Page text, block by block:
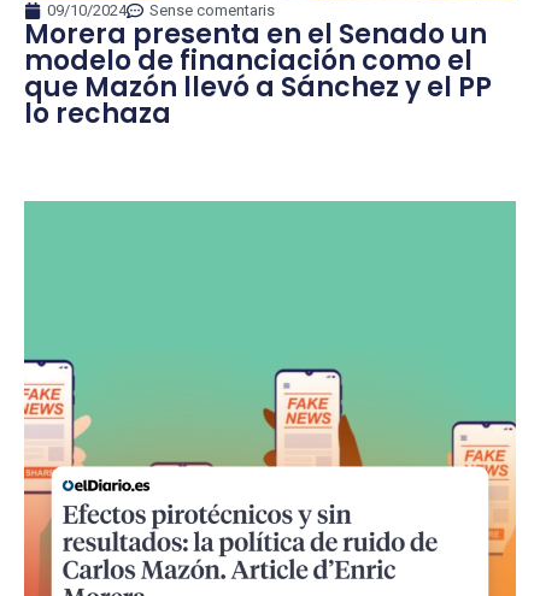
09/10/2024 Sense comentaris
Morera presenta en el Senado un
modelo de financiación como el
que Mazón llevó a Sánchez y el PP
lo rechaza